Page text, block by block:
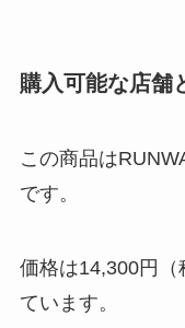
購入可能な店舗
この商品は
です。
価格は14,300円
ています。